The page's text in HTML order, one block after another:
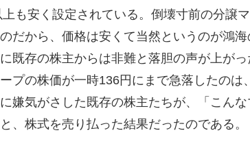
も安く設定されている。倒壊寸前の分譲
だから、価格は安くて当然というのが鴻海
既存の株主からは非難と落胆の声が上が
プの株価が一時136円にまで急落したのは
嫌気がさした既存の株主たちが、「こん
、株式を売り払った結果だったのである。